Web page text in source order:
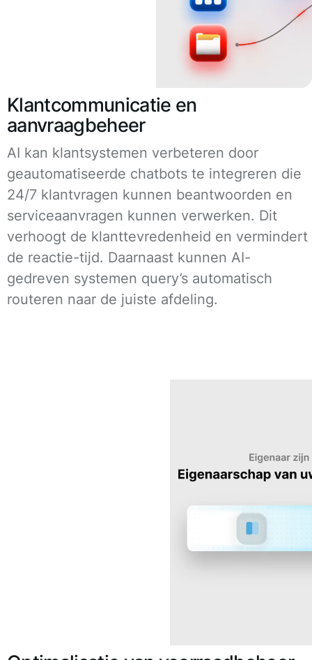
Klantcommunicatie en
aanvraagbeheer
AI kan klantsystemen verbeteren door
geautomatiseerde chatbots te integreren die
24/7 klantvragen kunnen beantwoorden en
serviceaanvragen kunnen verwerken. Dit
verhoogt de klanttevredenheid en vermindert
de reactie-tijd. Daarnaast kunnen AI-
gedreven systemen query’s automatisch
routeren naar de juiste afdeling.